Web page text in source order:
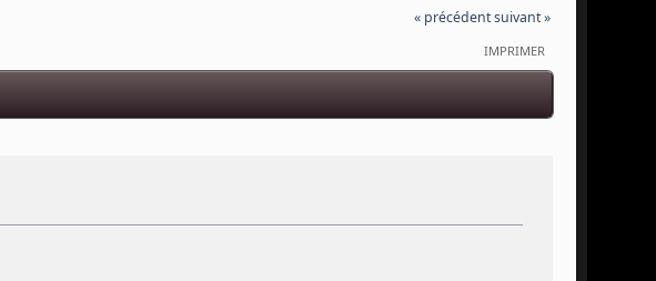
« précédentsuivant »
IMPRIMER